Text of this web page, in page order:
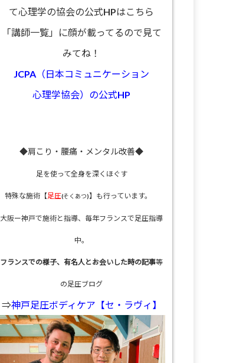
て心理学の協会の公式HPはこちら
「講師一覧」に顔が載ってるので見て
みてね！
JCPA（日本コミュニケーション
心理学協会）の公式HP
◆肩こり・腰痛・メンタル改善◆
足を使って全身を深くほぐす
特殊な施術【足圧(そくあつ)】も行っています。
大阪ー神戸で施術と指導、 毎年フランスで足圧指導
中。
フランスでの様子、有名人とお会いした時の記事等
の足圧ブログ
⇒神戸足圧ボディケア【セ・ラヴィ】